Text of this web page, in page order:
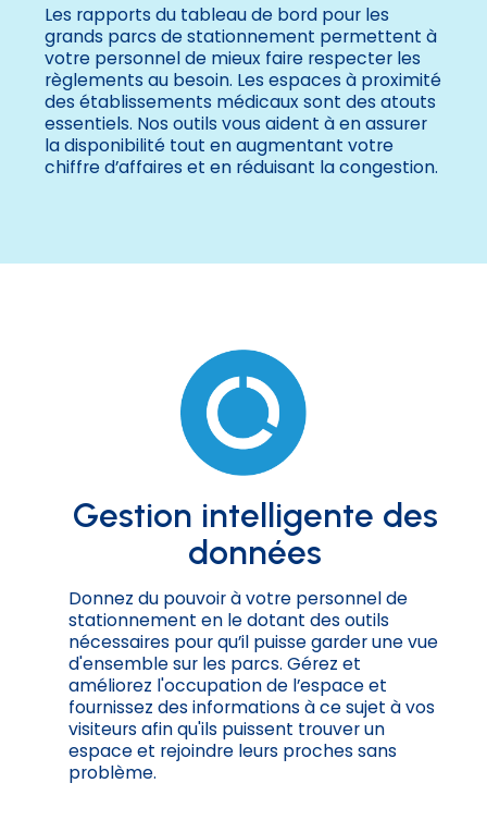
Les rapports du tableau de bord pour les
grands parcs de stationnement permettent à
votre personnel de mieux faire respecter les
règlements au besoin. Les espaces à proximité
des établissements médicaux sont des atouts
essentiels. Nos outils vous aident à en assurer
la disponibilité tout en augmentant votre
chiffre d’affaires et en réduisant la congestion.
Gestion intelligente des
données
Donnez du pouvoir à votre personnel de
stationnement en le dotant des outils
nécessaires pour qu’il puisse garder une vue
d'ensemble sur les parcs. Gérez et
améliorez l'occupation de l’espace et
fournissez des informations à ce sujet à vos
visiteurs afin qu'ils puissent trouver un
espace et rejoindre leurs proches sans
problème.